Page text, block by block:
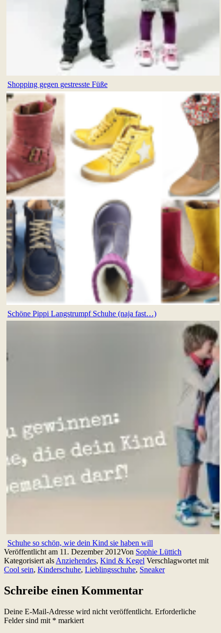
Shopping gegen gestresste Füße
Schöne Pippi Langstrumpf Schuhe (naja fast…)
Schuhe so schön, wie dein Kind sie haben will
Veröffentlicht am 11. Dezember 2012Von Sophie Lüttich
Kategorisiert als Anziehendes, Kind & Kegel Verschlagwortet mit
Cool sein, Kinderschuhe, Lieblingsschuhe, Sneaker
Schreibe einen Kommentar
Deine E-Mail-Adresse wird nicht veröffentlicht. Erforderliche
Felder sind mit * markiert